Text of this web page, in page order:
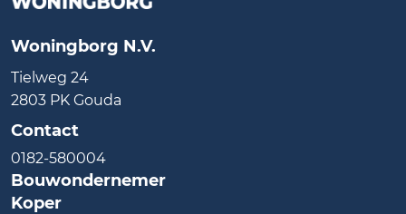
Woningborg N.V.
Tielweg 24
2803 PK Gouda
Contact
0182-580004
Bouwondernemer
Koper